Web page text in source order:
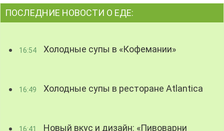
ПОСЛЕДНИЕ НОВОСТИ О ЕДЕ:
16:54 Холодные супы в «Кофемании»
16:49 Холодные супы в ресторане Atlantica
16:41
Новый вкус и дизайн: «Пивоварни